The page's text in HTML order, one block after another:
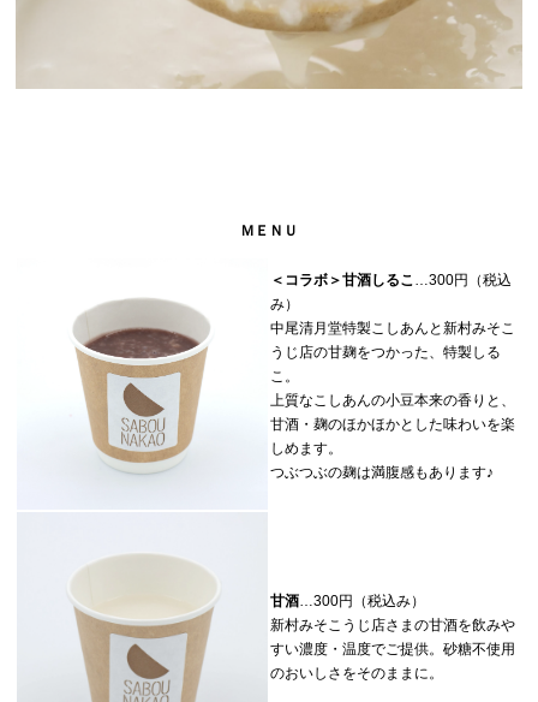
ＭＥＮＵ
＜コラボ＞甘酒しるこ…300円（税込
み）
中尾清月堂特製こしあんと新村みそこ
うじ店の甘麹をつかった、特製しる
こ。
上質なこしあんの小豆本来の香りと、
甘酒・麹のほかほかとした味わいを楽
しめます。
つぶつぶの麹は満腹感もあります♪
甘酒…300円（税込み）
新村みそこうじ店さまの甘酒を飲みや
すい濃度・温度でご提供。砂糖不使用
のおいしさをそのままに。